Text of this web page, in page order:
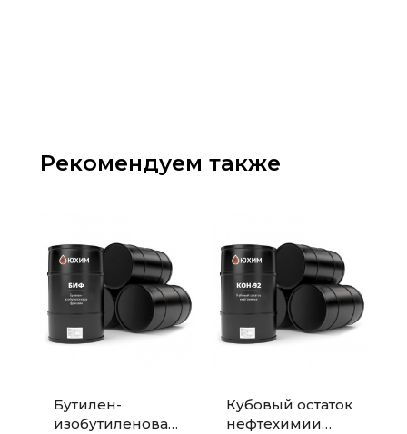
Рекомендуем также
Бутилен-
изобутиленовая
Кубовый остаток
нефтехимии